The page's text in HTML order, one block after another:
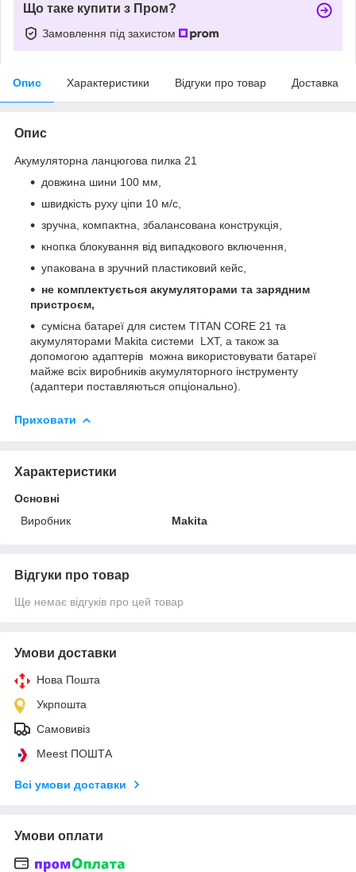
Що таке купити з Пром?
Замовлення під захистом
Опис Характеристики Відгуки про товар Доставка
Опис
Акумуляторна ланцюгова пилка 21
довжина шини 100 мм,
швидкість руху ціпи 10 м/с,
зручна, компактна, збалансована конструкція,
кнопка блокування від випадкового включення,
упакована в зручний пластиковий кейс,
не комплектується акумуляторами та зарядним
пристроєм,
сумісна батареї для систем TITAN CORE 21 та
акумуляторами Makita системи LXT, а також за
допомогою адаптерів можна використовувати батареї
майже всіх виробників акумуляторного інструменту
(адаптери поставляються опціонально).
Приховати
Характеристики
Основні
Виробник
Makita
Відгуки про товар
Ще немає відгуків про цей товар
Умови доставки
Нова Пошта
Укрпошта
Самовивіз
Meest ПОШТА
Всі умови доставки
Умови оплати